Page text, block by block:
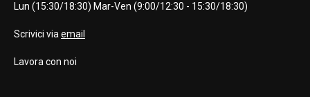
Lun (15:30/18:30) Mar-Ven (9:00/12:30 - 15:30/18:30)
Scrivici via email
Lavora con noi